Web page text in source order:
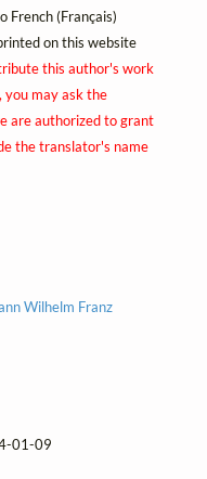
French (Français)
on this website
this author's work
you may ask the
are authorized to grant
the translator's name
Wilhelm Franz
01-09